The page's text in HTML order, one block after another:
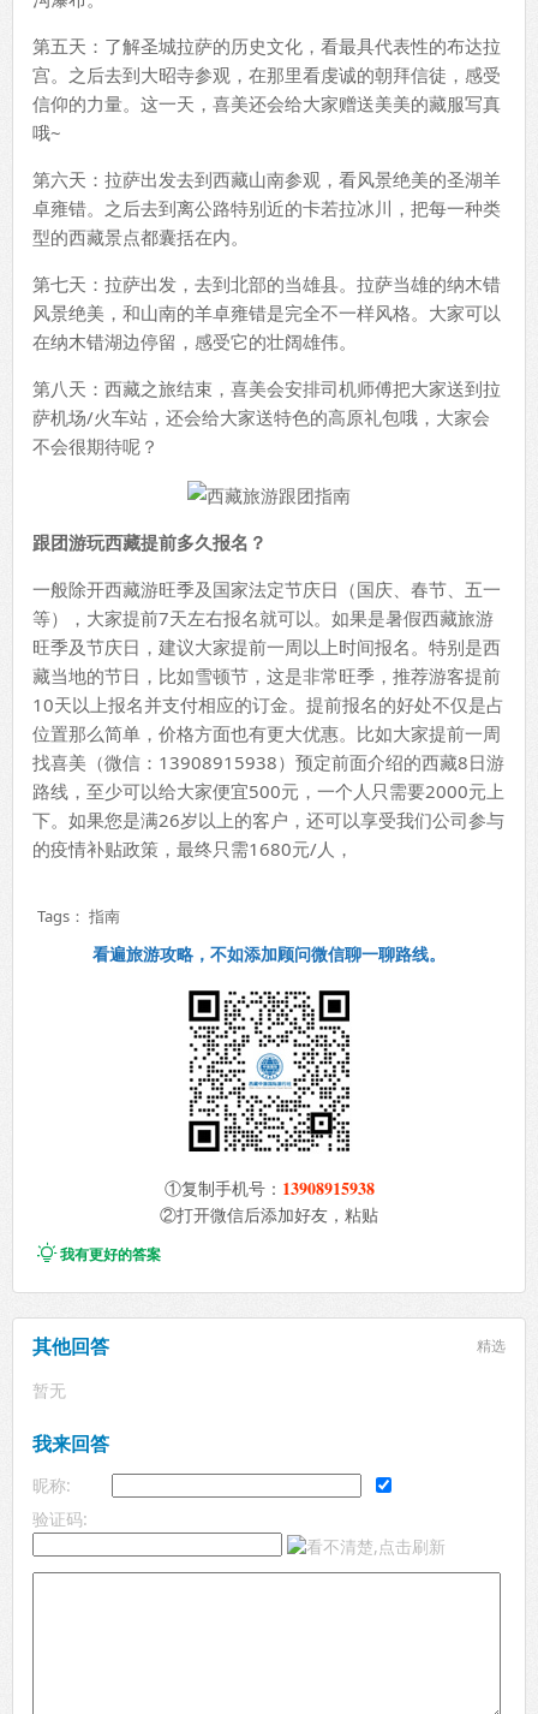
第五天：了解圣城拉萨的历史文化，看最具代表性的布达拉
宫。之后去到大昭寺参观，在那里看虔诚的朝拜信徒，感受
信仰的力量。这一天，喜美还会给大家赠送美美的藏服写真
哦~
第六天：拉萨出发去到西藏山南参观，看风景绝美的圣湖羊
卓雍错。之后去到离公路特别近的卡若拉冰川，把每一种类
型的西藏景点都囊括在内。
第七天：拉萨出发，去到北部的当雄县。拉萨当雄的纳木错
风景绝美，和山南的羊卓雍错是完全不一样风格。大家可以
在纳木错湖边停留，感受它的壮阔雄伟。
第八天：西藏之旅结束，喜美会安排司机师傅把大家送到拉
萨机场/火车站，还会给大家送特色的高原礼包哦，大家会
不会很期待呢？
跟团游玩西藏提前多久报名？
一般除开西藏游旺季及国家法定节庆日（国庆、春节、五一
等），大家提前7天左右报名就可以。如果是暑假西藏旅游
旺季及节庆日，建议大家提前一周以上时间报名。特别是西
藏当地的节日，比如雪顿节，这是非常旺季，推荐游客提前
10天以上报名并支付相应的订金。提前报名的好处不仅是占
位置那么简单，价格方面也有更大优惠。比如大家提前一周
找喜美（微信：13908915938）预定前面介绍的西藏8日游
路线，至少可以给大家便宜500元，一个人只需要2000元上
下。如果您是满26岁以上的客户，还可以享受我们公司参与
的疫情补贴政策，最终只需1680元/人，
Tags： 指南
看遍旅游攻略，不如添加顾问微信聊一聊路线。
①复制手机号： 13908915938
②打开微信后添加好友，粘贴
我有更好的答案
其他回答 精选
暂无
我来回答
昵称:
验证码: